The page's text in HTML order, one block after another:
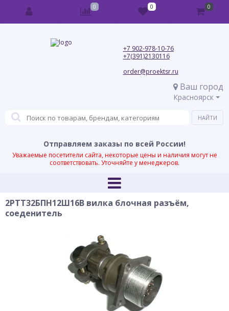
+7 902-978-10-76
+7(391)2130116
order@proektsr.ru
Ваш город
Красноярск
Отправляем заказы по всей России!
Уважаемые посетители сайта, некоторые цены и наличия могут не
соответствовать. Уточняйте у менеджеров.
2РТТ32БПН12Ш16В вилка блочная разъём,
соеденитель
0 0 0